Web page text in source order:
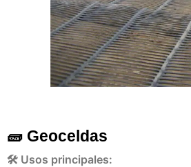
🧱 Geoceldas
🛠️ Usos principales: